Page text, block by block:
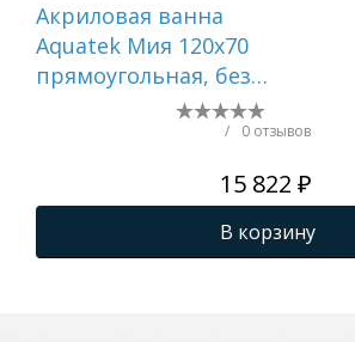
Акриловая ванна
Aquatek Мия 120x70
прямоугольная, без
каркаса и экрана
/ 0 отзывов
15 822 ₽
В корзину